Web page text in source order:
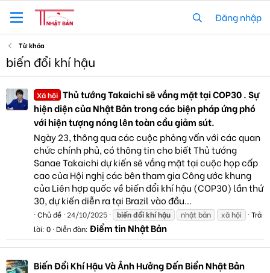
Đăng nhập
Từ khóa
biến đổi khí hậu
Xã hội Thủ tướng Takaichi sẽ vắng mặt tại COP30 . Sự
hiện diện của Nhật Bản trong các biện pháp ứng phó
với hiện tượng nóng lên toàn cầu giảm sút.
Ngày 23, thông qua các cuộc phỏng vấn với các quan
chức chính phủ, có thông tin cho biết Thủ tướng
Sanae Takaichi dự kiến sẽ vắng mặt tại cuộc họp cấp
cao của Hội nghị các bên tham gia Công ước khung
của Liên hợp quốc về biến đổi khí hậu (COP30) lần thứ
30, dự kiến diễn ra tại Brazil vào đầu...
Chủ đề 24/10/2025 biếnđổikhíhậu nhật bản xã hội
Trả
lời: 0 Diễn đàn: Điểm tin Nhật Bản
Biến Đổi Khí Hậu Và Ảnh Hưởng Đến Biển Nhật Bản